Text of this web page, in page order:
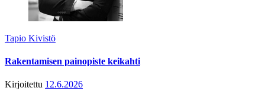
Tapio Kivistö
Rakentamisen painopiste keikahti
Kirjoitettu 12.6.2026